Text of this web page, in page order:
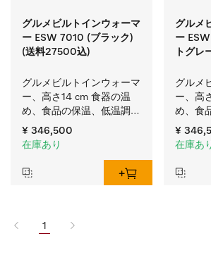
グルメビルトインウォーマ
ー ESW 7010 (ブラック)
(送料27500込)
グルメビルトインウォーマ
ー、高さ14 cm 食器の温
め、食品の保温、低温調理
用。
¥ 346,500
在庫あり
グルメ
ー
トグレ
グルメ
ー、高
め、食
用。
¥
在庫あ
1